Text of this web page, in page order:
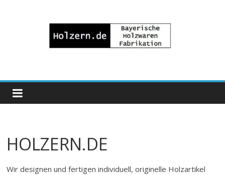
Bayrische
Holzwaren
Fabrikation
HOLZERN.DE
Wir designen und fertigen individuell, originelle Holzartikel